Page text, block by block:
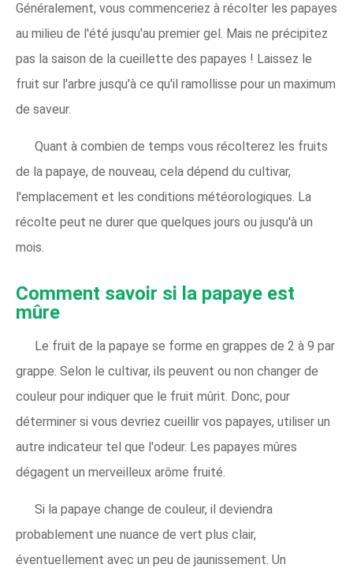
Généralement, vous commenceriez à récolter les papayes
au milieu de l'été jusqu'au premier gel. Mais ne précipitez
pas la saison de la cueillette des papayes ! Laissez le
fruit sur l'arbre jusqu'à ce qu'il ramollisse pour un maximum
de saveur.
Quant à combien de temps vous récolterez les fruits
de la papaye, de nouveau, cela dépend du cultivar,
l'emplacement et les conditions météorologiques. La
récolte peut ne durer que quelques jours ou jusqu'à un
mois.
Comment savoir si la papaye est
mûre
Le fruit de la papaye se forme en grappes de 2 à 9 par
grappe. Selon le cultivar, ils peuvent ou non changer de
couleur pour indiquer que le fruit mûrit. Donc, pour
déterminer si vous devriez cueillir vos papayes, utiliser un
autre indicateur tel que l'odeur. Les papayes mûres
dégagent un merveilleux arôme fruité.
Si la papaye change de couleur, il deviendra
probablement une nuance de vert plus clair,
éventuellement avec un peu de jaunissement. Un